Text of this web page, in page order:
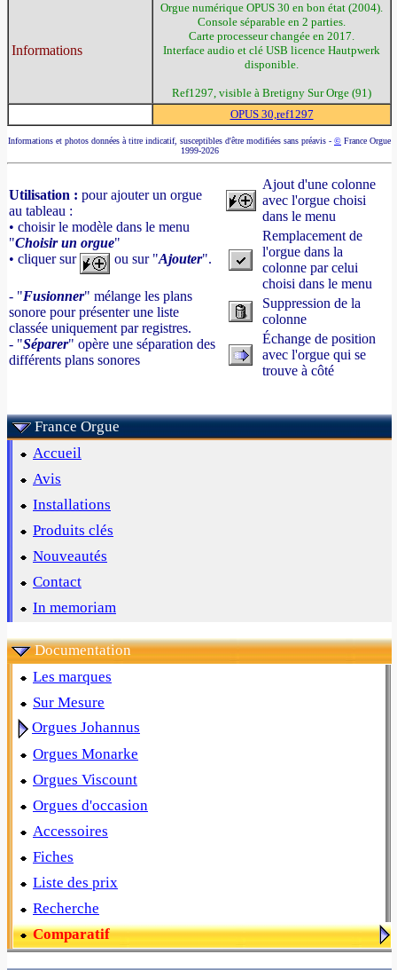
Informations
Orgue numérique OPUS 30 en bon état (2004).
Console séparable en 2 parties.
Carte processeur changée en 2017.
Interface audio et clé USB licence Hautpwerk
disponible.
Ref1297, visible à Bretigny Sur Orge (91)
OPUS 30,ref1297
Informations et photos données à titre indicatif, susceptibles d'être modifiées sans préavis - © France Orgue
1999-2026
Utilisation : pour ajouter un orgue
au tableau :
• choisir le modèle dans le menu
"Choisir un orgue"
• cliquer sur
ou sur "Ajouter".
- "Fusionner" mélange les plans
sonore pour présenter une liste
classée uniquement par registres.
- "Séparer" opère une séparation des
différents plans sonores
Ajout d'une colonne
avec l'orgue choisi
dans le menu
Remplacement de
l'orgue dans la
colonne par celui
choisi dans le menu
Suppression de la
colonne
Échange de position
avec l'orgue qui se
trouve à côté
France Orgue
Accueil
Avis
Installations
Produits clés
Nouveautés
Contact
In memoriam
Documentation
Les marques
Sur Mesure
Orgues Johannus
Orgues Monarke
Orgues Viscount
Orgues d'occasion
Accessoires
Fiches
Liste des prix
Recherche
Comparatif